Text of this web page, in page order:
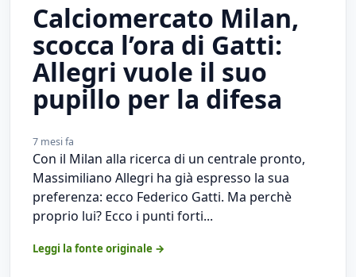
Calciomercato Milan,
scocca l’ora di Gatti:
Allegri vuole il suo
pupillo per la difesa
7 mesi fa
Con il Milan alla ricerca di un centrale pronto,
Massimiliano Allegri ha già espresso la sua
preferenza: ecco Federico Gatti. Ma perchè
proprio lui? Ecco i punti forti...
Leggi la fonte originale →